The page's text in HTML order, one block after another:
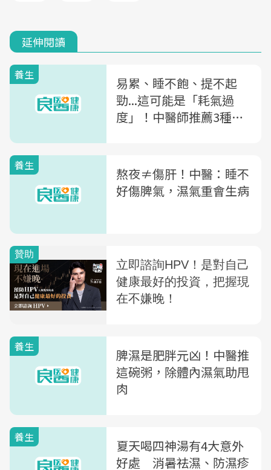
延伸閱讀
養生
易累、睡不飽、提不起
勁...這可能是「耗氣過
度」！中醫師推薦3種
養生
熬夜≠傷肝！中醫：睡不
好傷脾氣，濕氣重會生病
養生
脾濕是肥胖元凶！中醫推
這碗粥，除體內濕氣助甩
肉
養生
夏天喝四神湯有4大意外
好處 消暑祛濕、防濕疹